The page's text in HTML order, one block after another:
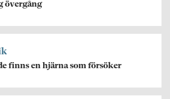
övergång
finns en hjärna som försöker